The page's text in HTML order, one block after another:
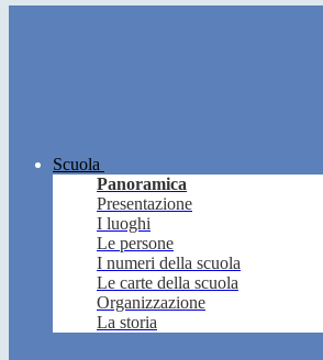
Scuola
Panoramica
Presentazione
I luoghi
Le persone
I numeri della scuola
Le carte della scuola
Organizzazione
La storia